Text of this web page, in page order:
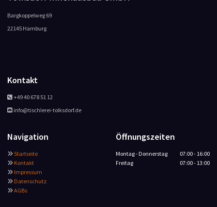
Bargkoppelweg 69
22145 Hamburg
Kontakt
+49 40 678 51 12
 info@tischlerei-tolksdorf.de
Navigation
Startseite
 Kontakt
 Impressum
 Datenschutz
AGBs
Öffnungszeiten
Montag - Donnerstag
07:00 - 16:00
Freitag
07:00 - 13:00